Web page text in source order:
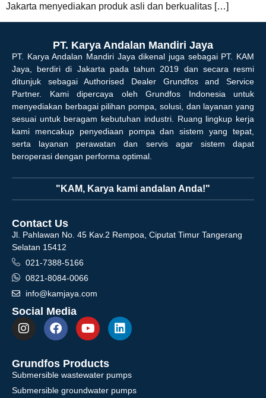
Jakarta menyediakan produk asli dan berkualitas […]
PT. Karya Andalan Mandiri Jaya
PT. Karya Andalan Mandiri Jaya dikenal juga sebagai PT. KAM
Jaya, berdiri di Jakarta pada tahun 2019 dan secara resmi
ditunjuk sebagai Authorised Dealer Grundfos and Service
Partner. Kami dipercaya oleh Grundfos Indonesia untuk
menyediakan berbagai pilihan pompa, solusi, dan layanan yang
sesuai untuk beragam kebutuhan industri. Ruang lingkup kerja
kami mencakup penyediaan pompa dan sistem yang tepat,
serta layanan perawatan dan servis agar sistem dapat
beroperasi dengan performa optimal.
"KAM, Karya kami andalan Anda!"
Contact Us
Jl. Pahlawan No. 45 Kav.2 Rempoa, Ciputat Timur Tangerang
Selatan 15412
021-7388-5166
0821-8084-0066
info@kamjaya.com
Social Media
Grundfos Products
Submersible wastewater pumps
Submersible groundwater pumps